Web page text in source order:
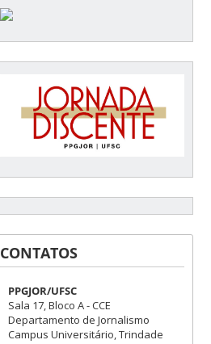
CONTATOS
PPGJOR/UFSC
Sala 17, Bloco A - CCE
Departamento de Jornalismo
Campus Universitário, Trindade